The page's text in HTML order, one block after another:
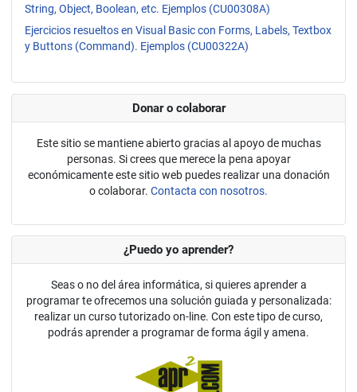
String, Object, Boolean, etc. Ejemplos (CU00308A)
Ejercicios resueltos en Visual Basic con Forms, Labels, Textbox
y Buttons (Command). Ejemplos (CU00322A)
Donar o colaborar
Este sitio se mantiene abierto gracias al apoyo de muchas
personas. Si crees que merece la pena apoyar
económicamente este sitio web puedes realizar una donación
o colaborar. Contacta con nosotros.
¿Puedo yo aprender?
Seas o no del área informática, si quieres aprender a
programar te ofrecemos una solución guiada y personalizada:
realizar un curso tutorizado on-line. Con este tipo de curso,
podrás aprender a programar de forma ágil y amena.